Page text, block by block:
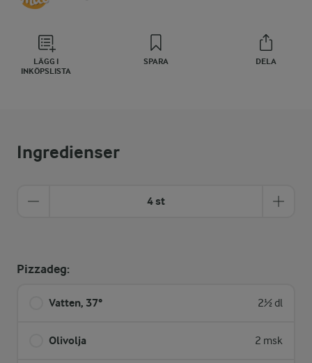
LÄGG I
INKÖPSLISTA
SPARA DELA
Ingredienser
4 st
Pizzadeg:
Vatten, 37° 2½ dl
Olivolja 2 msk